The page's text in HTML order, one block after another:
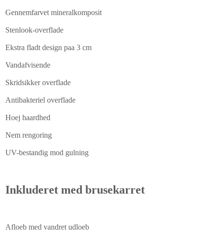
Gennemfarvet mineralkomposit
Stenlook-overflade
Ekstra fladt design paa 3 cm
Vandafvisende
Skridsikker overflade
Antibakteriel overflade
Hoej haardhed
Nem rengoring
UV-bestandig mod gulning
Inkluderet med brusekarret
Afloeb med vandret udloeb